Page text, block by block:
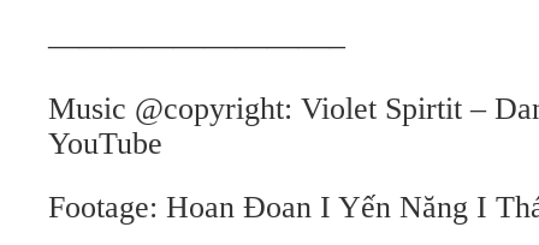
—————————–
Music @copyright: Violet Spirtit –
YouTube
Footage: Hoan Đoan I Yến Năng I